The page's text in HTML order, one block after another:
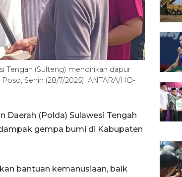
Tengah (Sulteng) mendirikan dapur
Senin (28/7/2025). ANTARA/HO-
Daerah (Polda) Sulawesi Tengah
gempa bumi di Kabupaten
bantuan kemanusiaan, baik